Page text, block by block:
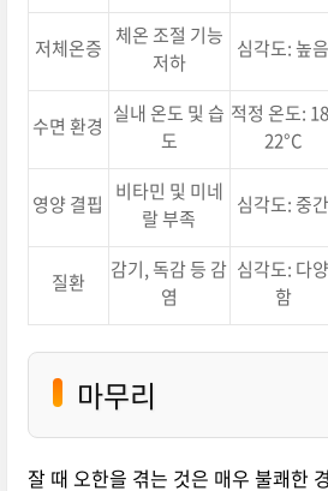
저체온증 체온 조절 기능
저하
심각도: 높음
수면 환경 실내 온도 및 습
도
적정 온도:
22°C
영양 결핍 비타민 및 미네
랄 부족
심각도: 중간
질환
감기, 독감 등 감
염
심각도: 다양
함
마무리
잘 때 오한을 겪는 것은 매우 불쾌한